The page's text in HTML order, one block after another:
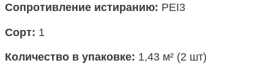
Сопротивление истиранию: PEI3
Сорт: 1
Количество в упаковке: 1,43 м² (2 шт)